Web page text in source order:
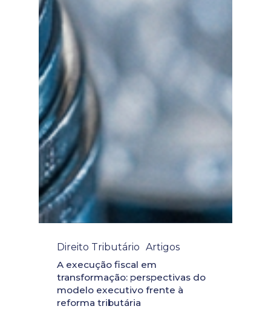
Direito Tributário Artigos
A execução fiscal em
transformação: perspectivas do
modelo executivo frente à
reforma tributária